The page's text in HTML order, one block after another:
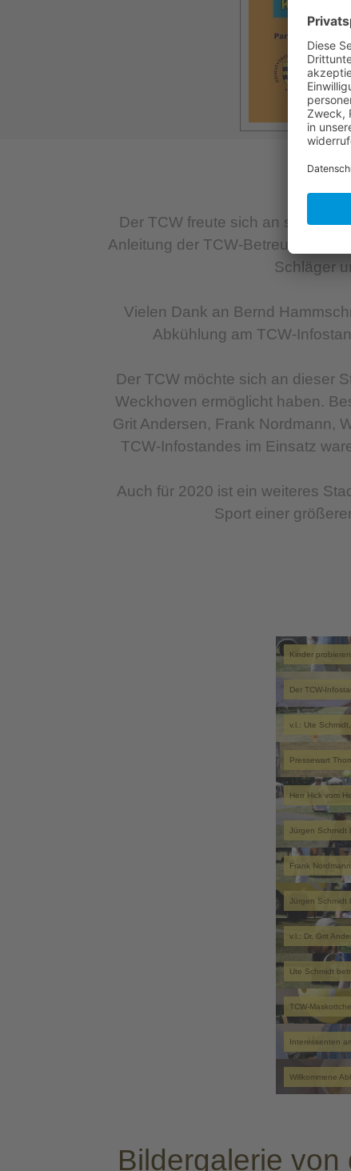
Der TCW freute sich an seinem
Anleitung der TCW-Betreuer ihre
Schläger
Vielen Dank an Bernd
Abkühlung am TCW-
Der TCW möchte sich an dieser
Weckhoven ermöglicht haben.
Grit Andersen, Frank Nordmann,
TCW-Infostandes im Einsatz
Auch für 2020 ist ein weiteres
Sport einer
Kinder
Der TCW-
v.l.: Ute
Pressewart
Herr Hick vom
Jürgen Schmidt
Frank
Jürgen Schmidt
v.l.: Dr. Grit
Ute Schmidt
TCW-
Interessenten
Willkommene
Bildergalerie